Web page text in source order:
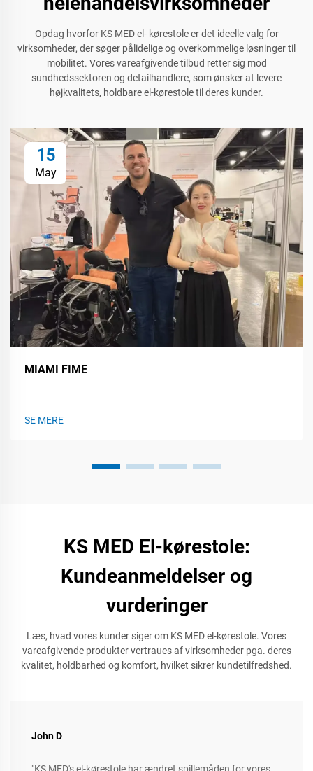
Opdag hvorfor KS MED el- kørestole er det ideelle valg for
virksomheder, der søger pålidelige og overkommelige løsninger til
mobilitet. Vores vareafgivende tilbud retter sig mod
sundhedssektoren og detailhandlere, som ønsker at levere
højkvalitets, holdbare el-kørestole til deres kunder.
15
May
MIAMI FIME
SE MERE
KS MED El-kørestole:
Kundeanmeldelser og
vurderinger
Læs, hvad vores kunder siger om KS MED el-kørestole. Vores
vareafgivende produkter vertraues af virksomheder pga. deres
kvalitet, holdbarhed og komfort, hvilket sikrer kundetilfredshed.
John D
"KS MED's el-kørestole har ændret spillemåden for vores